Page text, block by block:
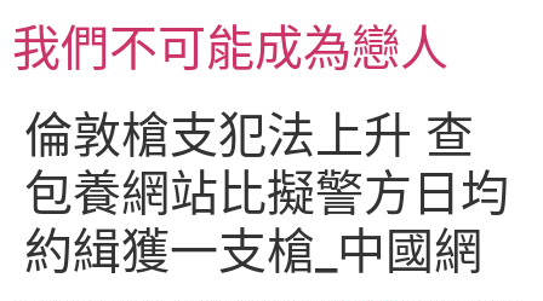
至
主我們不可能成為戀人
倫敦槍支犯法上升 查
包養網站比擬警方日均
約緝獲一支槍_中國網